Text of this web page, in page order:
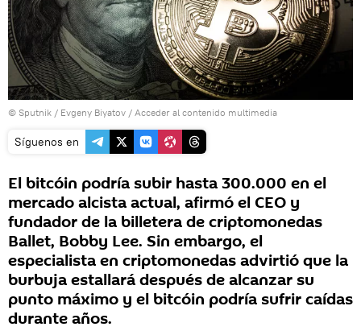
© Sputnik / Evgeny Biyatov / Acceder al contenido multimedia
Síguenos en
El bitcóin podría subir hasta 300.000 en el
mercado alcista actual, afirmó el CEO y
fundador de la billetera de criptomonedas
Ballet, Bobby Lee. Sin embargo, el
especialista en criptomonedas advirtió que la
burbuja estallará después de alcanzar su
punto máximo y el bitcóin podría sufrir caídas
durante años.